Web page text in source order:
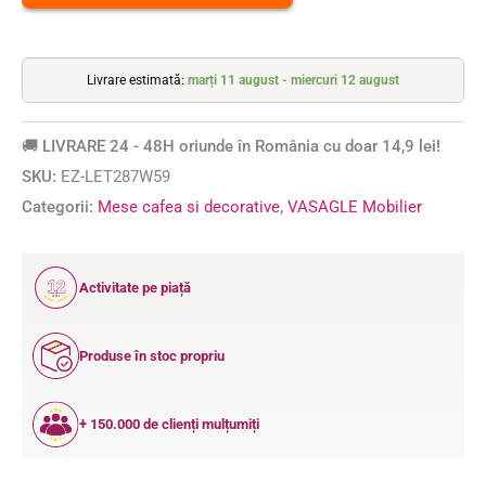
Livrare estimată: marți 11 august - miercuri 12 august
🚚 LIVRARE 24 - 48H oriunde în România cu doar 14,9 lei!
SKU: EZ-LET287W59
Categorii: Mese cafea si decorative, VASAGLE Mobilier
12
ANI
Activitate pe piață
Produse în stoc propriu
+ 150.000 de clienți mulțumiți